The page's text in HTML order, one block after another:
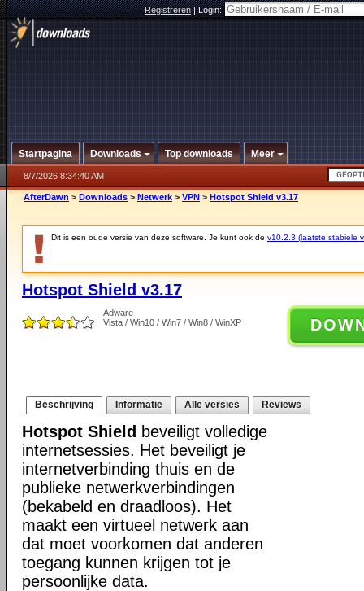
Registreren|Login:
Startpagina Downloads Top downloads Meer
8/7/2026 8:34:40 AM
AfterDawn > Downloads > Netwerk > VPN > Hotspot Shield v3.17
Dit is een oude versie van deze software. Je kunt ook de v10.2.3 (laatste stabiele
Hotspot Shield v3.17
Adware
Vista / Win10 / Win7 / Win8 / WinXP
Beschrijving Informatie Alle versies Reviews
Hotspot Shield beveiligt volledige
internetsessies. Het beveiligt je
internetverbinding thuis en de
publieke netwerkverbindingen
(bekabeld en draadloos). Het
maakt een virtueel netwerk aan
dat moet voorkomen dat anderen
toegang kunnen krijgen tot je
persoonlijke data.